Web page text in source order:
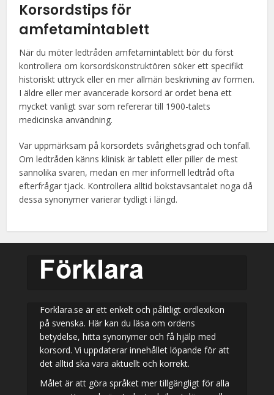
Korsordstips för
amfetamintablett
När du möter ledtråden amfetamintablett bör du först
kontrollera om korsordskonstruktören söker ett specifikt
historiskt uttryck eller en mer allmän beskrivning av formen.
I äldre eller mer avancerade korsord är ordet bena ett
mycket vanligt svar som refererar till 1900-talets
medicinska användning.
Var uppmärksam på korsordets svårighetsgrad och tonfall.
Om ledtråden känns klinisk är tablett eller piller de mest
sannolika svaren, medan en mer informell ledtråd ofta
efterfrågar tjack. Kontrollera alltid bokstavsantalet noga då
dessa synonymer varierar tydligt i längd.
Forklara.se är ett enkelt och pålitligt ordlexikon
på svenska. Här kan du läsa om ordens
betydelse, hitta synonymer och få hjälp med
korsord. Vi uppdaterar innehållet löpande för att
det alltid ska vara aktuellt och korrekt.
Målet är att göra språket mer tillgängligt för alla